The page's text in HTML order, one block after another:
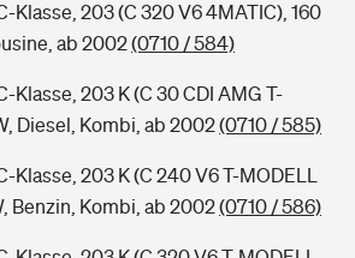
Klasse, 203 (C 320 V6 4MATIC), 160
ab 2002(0710 / 584)
Klasse, 203 K (C 30 CDI AMG T-
Diesel, Kombi, ab 2002(0710 / 585)
Klasse, 203 K (C 240 V6 T-MODELL
Benzin, Kombi, ab 2002(0710 / 586)